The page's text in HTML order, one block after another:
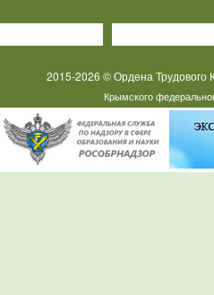
2015-2026 © Ордена
Крымского